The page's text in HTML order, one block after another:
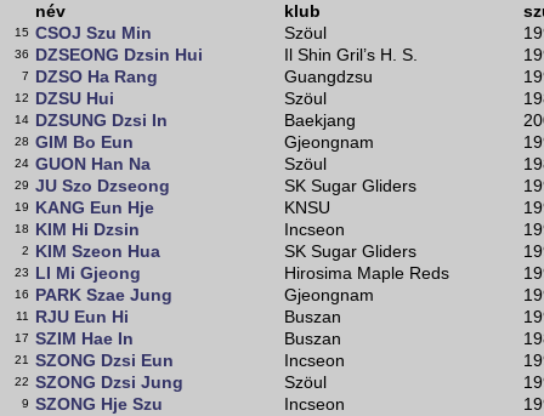
név klub
15 CSOJ Szu Min Szöul
36 DZSEONG Dzsin Hui Il Shin Gril’s H. S.
7 DZSO Ha Rang Guangdzsu
12 DZSU Hui Szöul
14 DZSUNG Dzsi In Baekjang
28 GIM Bo Eun Gjeongnam
24 GUON Han Na Szöul
29 JU Szo Dzseong SK Sugar Gliders
19 KANG Eun Hje KNSU
18 KIM Hi Dzsin Incseon
2 KIM Szeon Hua SK Sugar Gliders
23 LI Mi Gjeong Hirosima Maple Reds
16 PARK Szae Jung Gjeongnam
11 RJU Eun Hi Buszan
17 SZIM Hae In Buszan
21 SZONG Dzsi Eun Incseon
22 SZONG Dzsi Jung Szöul
9 SZONG Hje Szu Incseon